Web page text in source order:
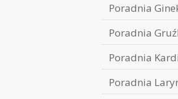
Poradnia
Poradnia
Poradnia
Poradnia